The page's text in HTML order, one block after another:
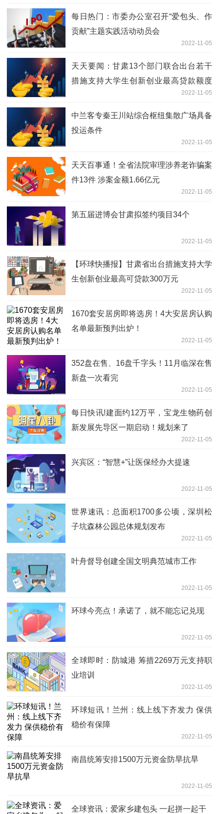
每日热门：市委办公室召开“爱包头、作
贡献”主题实践活动动员会
2022-11-05
天天要闻：甘肃13个部门联合出台若干
措施支持大学生创新创业最高贷款额度
2022-11-05
中兰客专秦王川站综合枢纽集散广场具备
投运条件
2022-11-05
天天百事通！全省法院审理涉养老诈骗案
件13件 涉案金额1.66亿元
2022-11-05
第五届进博会甘肃拟签约项目34个
2022-11-05
【环球快播报】甘肃省出台措施支持大学
生创新创业最高可贷款300万元
2022-11-05
1670套安居房即将选房！4大安居房认购
名单最新预判出炉！
2022-11-05
352盘在售、16盘千字头！11月临深在售
新盘一次看完
2022-11-05
每日快讯!建面约12万平，宝龙生物药创
新发展先导区一期启动！规划来了
2022-11-05
兴宾区：“智慧+”让医保经办大提速
2022-11-05
世界速讯：总面积1700多公顷，深圳松
子坑森林公园总体规划发布
2022-11-05
叶舟督导创建全国文明典范城市工作
2022-11-05
环球今亮点！承诺了，就不能忘记兑现
2022-11-05
全球即时：防城港 筹措2269万元支持职
业培训
2022-11-05
环球短讯！兰州：线上线下齐发力 保供
稳价有保障
2022-11-05
南昌统筹安排1500万元资金防旱抗旱
2022-11-05
全球资讯：爱家乡建包头 一起拼一起干